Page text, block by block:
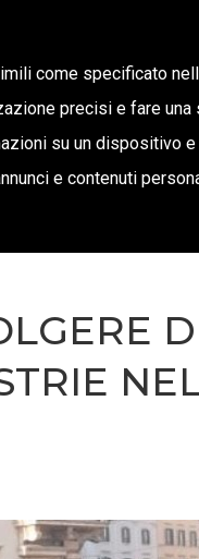
STAMPA E
come specificato
precisi e fare
su un dispositivo
e contenuti